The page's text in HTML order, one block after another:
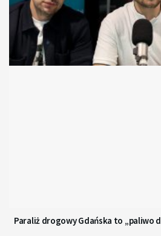
Paraliż drogowy Gdańska to „paliwo